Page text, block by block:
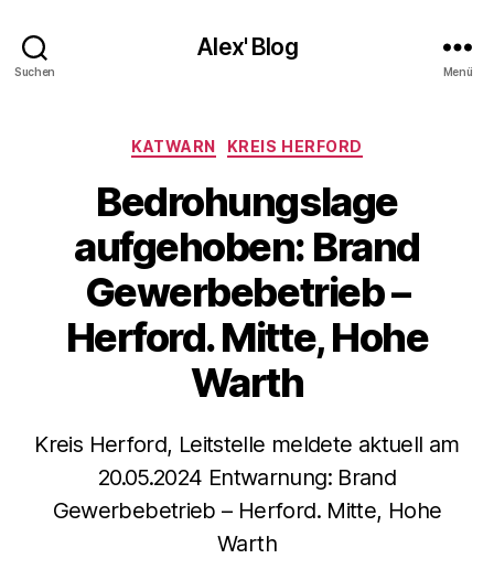
Suchen
Alex' Blog
Menü
Kategorien
KATWARN KREIS HERFORD
Bedrohungslage
aufgehoben: Brand
Gewerbebetrieb –
Herford. Mitte, Hohe
Warth
Kreis Herford, Leitstelle meldete aktuell am
20.05.2024 Entwarnung: Brand
Gewerbebetrieb – Herford. Mitte, Hohe
Warth